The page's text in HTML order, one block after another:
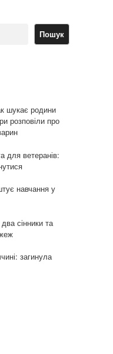
Пошук
шукає родини
розповіли про
для ветеранів:
навчання у
сінники та
загинула